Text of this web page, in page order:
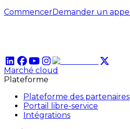
CommencerDemander un appel
Marché cloud
Plateforme
Plateforme des partenaires
Portail libre-service
Intégrations